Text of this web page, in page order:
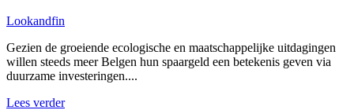
Lookandfin
Gezien de groeiende ecologische en maatschappelijke uitdagingen
willen steeds meer Belgen hun spaargeld een betekenis geven via
duurzame investeringen....
Lees verder